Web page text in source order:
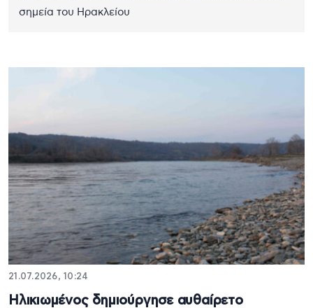
σημεία του Ηρακλείου
21.07.2026, 10:24
Ηλικιωμένος δημιούργησε αυθαίρετο